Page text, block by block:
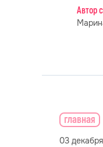
Автор
главная
03